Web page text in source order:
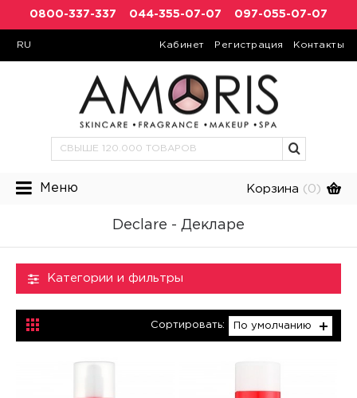
0800-337-337 044-355-07-07 097-055-07-07
RU Кабинет Регистрация Контакты
Меню Корзина (0)
Declare - Декларе
Категории и фильтры
Сортировать: По умолчанию